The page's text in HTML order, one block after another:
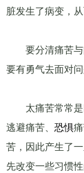
脏发生了病变，
要分清痛苦与
要有勇气去面对问
太痛苦常常是
逃避痛苦、 恐惧
苦，因此产生了
先改变一些习惯